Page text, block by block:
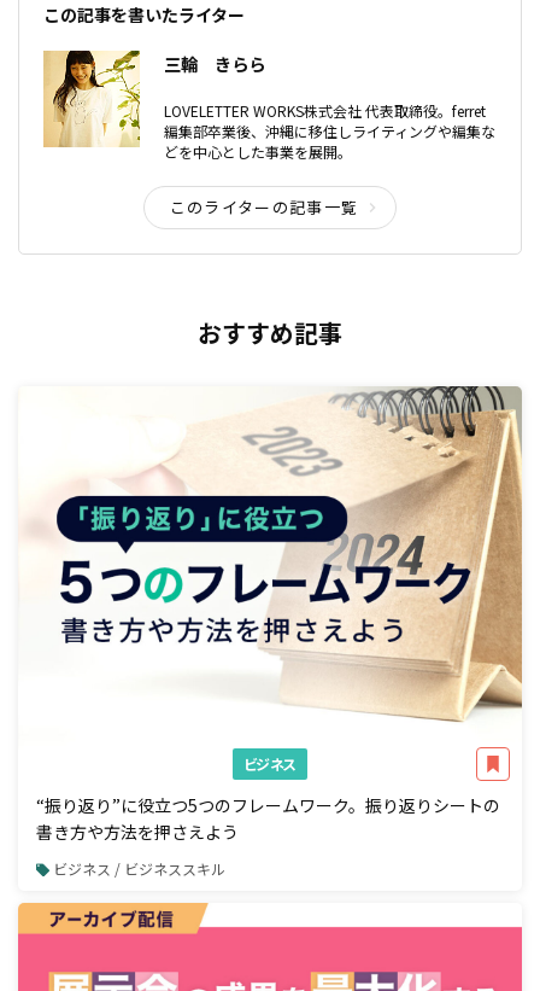
この記事を書いたライター
三輪 きらら
LOVELETTER WORKS株式会社 代表取締役。ferret
編集部卒業後、沖縄に移住しライティングや編集な
どを中心とした事業を展開。
このライターの記事一覧
おすすめ記事
ビジネス
“振り返り”に役立つ5つのフレームワーク。振り返りシートの
書き方や方法を押さえよう
ビジネス / ビジネススキル